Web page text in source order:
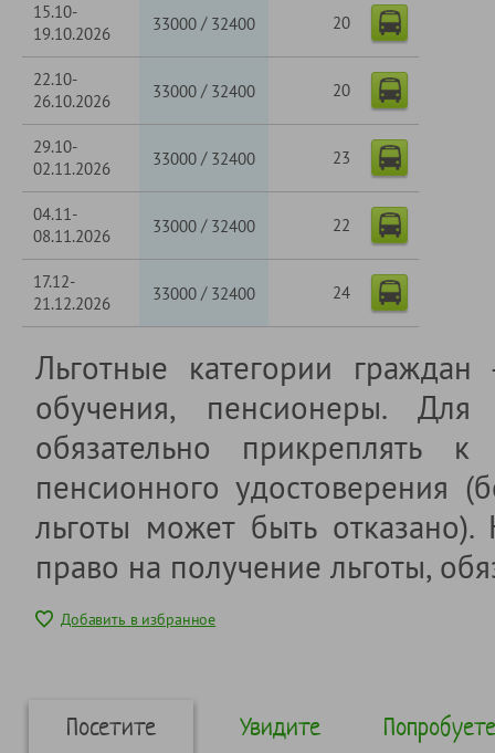
15.10-
19.10.2026
33000 / 32400 20
22.10-
26.10.2026
33000 / 32400 20
29.10-
02.11.2026
33000 / 32400 23
04.11-
08.11.2026
33000 / 32400 22
17.12-
21.12.2026
33000 / 32400 24
Льготные категории
обучения, пенсионеры. Для
обязательно прикреплять
пенсионного удостоверения
льготы может быть
право на получение льготы,
Добавить в избранное
Посетите Увидите Попробуете